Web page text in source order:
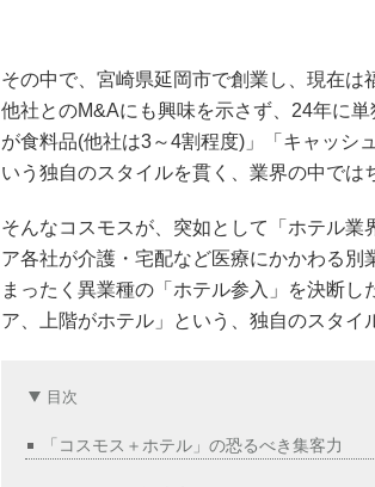
その中で、宮崎県延岡市で創業し、現在
他社とのM&Aにも興味を示さず、24年に
が食料品(他社は3～4割程度)」「キャッシ
いう独自のスタイルを貫く、業界の中では
そんなコスモスが、突如として「ホテル業
ア各社が介護・宅配など医療にかかわる別
まったく異業種の「ホテル参入」を決断し
ア、上階がホテル」という、独自のスタイ
目次
「コスモス＋ホテル」の恐るべき集客力